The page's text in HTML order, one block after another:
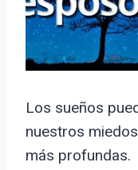
Los sueños
nuestros
más profundas.